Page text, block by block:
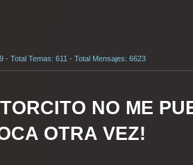
- Total Temas: 611 - Total Mensajes: 6623
NO ME
OTRA VEZ!